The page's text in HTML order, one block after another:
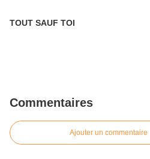
TOUT SAUF TOI
Commentaires
Ajouter un commentaire